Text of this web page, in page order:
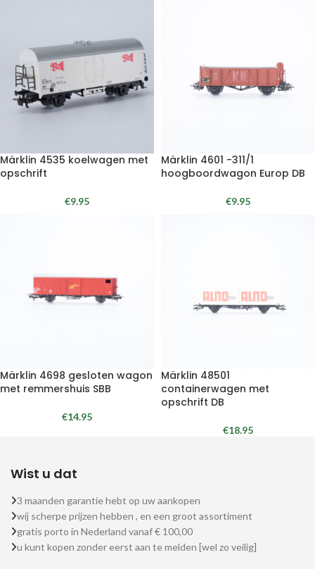
Märklin 4535 koelwagen met
opschrift
€9.95
Märklin 4601 -311/1
hoogboordwagon Europ DB
€9.95
Märklin 4698 gesloten wagon
met remmershuis SBB
€14.95
Märklin 48501
containerwagen met
opschrift DB
€18.95
Wist u dat
3 maanden garantie hebt op uw aankopen
wij scherpe prijzen hebben , en een groot assortiment
gratis porto in Nederland vanaf € 100,00
u kunt kopen zonder eerst aan te melden [wel zo veilig]